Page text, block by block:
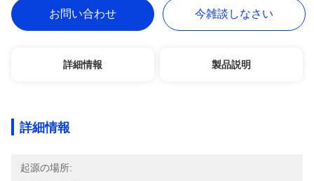
お問い合わせ 今雑談しなさい
詳細情報 製品説明
詳細情報
起源の場所: